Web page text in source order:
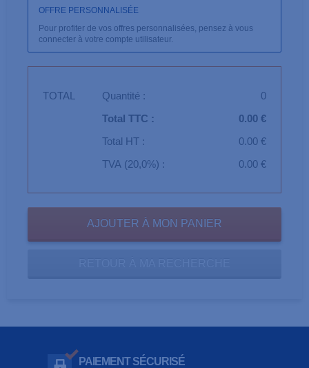
OFFRE PERSONNALISÉE
Pour profiter de vos offres personnalisées, pensez à vous
connecter à votre compte utilisateur.
TOTAL Quantité :
0
Total TTC :
0.00 €
Total HT :
0.00 €
TVA (20,0%) :
0.00 €
PAIEMENT SÉCURISÉ